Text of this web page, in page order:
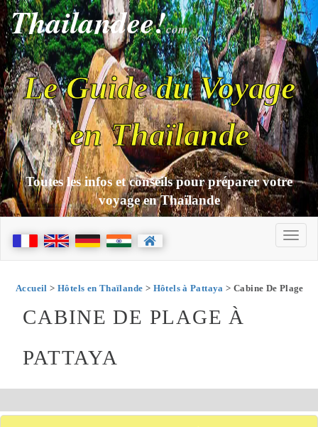
Thailandee!com
Le Guide du Voyage
en Thaïlande
Toutes les infos et conseils pour préparer votre
voyage en Thaïlande
Accueil > Hôtels en Thaïlande > Hôtels à Pattaya > Cabine De Plage
CABINE DE PLAGE À
PATTAYA